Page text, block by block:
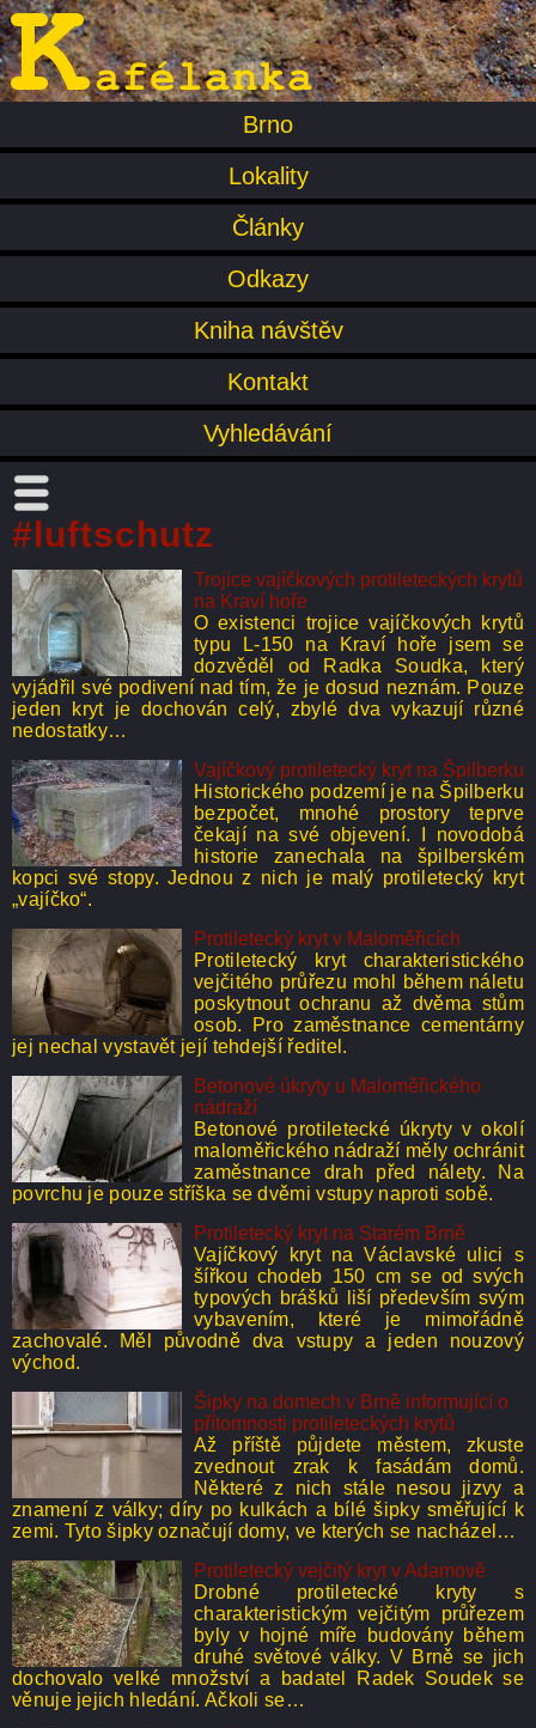
Brno
Lokality
Články
Odkazy
Kniha návštěv
Kontakt
Vyhledávání
#luftschutz
Trojice vajíčkových protileteckých krytů
na Kraví hoře
O existenci trojice vajíčkových krytů
typu L-150 na Kraví hoře jsem se
dozvěděl od Radka Soudka, který
vyjádřil své podivení nad tím, že je dosud neznám. Pouze
jeden kryt je dochován celý, zbylé dva vykazují různé
nedostatky…
Vajíčkový protiletecký kryt na Špilberku
Historického podzemí je na Špilberku
bezpočet, mnohé prostory teprve
čekají na své objevení. I novodobá
historie zanechala na špilberském
kopci své stopy. Jednou z nich je malý protiletecký kryt
„vajíčko“.
Protiletecký kryt v Maloměřicích
Protiletecký kryt charakteristického
vejčitého průřezu mohl během náletu
poskytnout ochranu až dvěma stům
osob. Pro zaměstnance cementárny
jej nechal vystavět její tehdejší ředitel.
Betonové úkryty u Maloměřického
nádraží
Betonové protiletecké úkryty v okolí
maloměřického nádraží měly ochránit
zaměstnance drah před nálety. Na
povrchu je pouze stříška se dvěmi vstupy naproti sobě.
Protiletecký kryt na Starém Brně
Vajíčkový kryt na Václavské ulici s
šířkou chodeb 150 cm se od svých
typových brášků liší především svým
vybavením, které je mimořádně
zachovalé. Měl původně dva vstupy a jeden nouzový
východ.
Šipky na domech v Brně informující o
přítomnosti protileteckých krytů
Až příště půjdete městem, zkuste
zvednout zrak k fasádám domů.
Některé z nich stále nesou jizvy a
znamení z války; díry po kulkách a bílé šipky směřující k
zemi. Tyto šipky označují domy, ve kterých se nacházel…
Protiletecký vejčitý kryt v Adamově
Drobné protiletecké kryty s
charakteristickým vejčitým průřezem
byly v hojné míře budovány během
druhé světové války. V Brně se jich
dochovalo velké množství a badatel Radek Soudek se
věnuje jejich hledání. Ačkoli se…